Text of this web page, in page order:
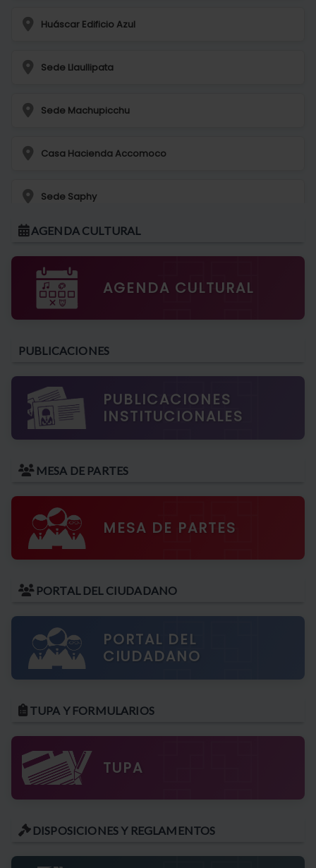
Huáscar Edificio Azul
Sede Llaullipata
Sede Machupicchu
Casa Hacienda Accomoco
Sede Saphy
Sede Huascar
Sede Santa Teresa
AGENDA CULTURAL
AGENDA CULTURAL
PUBLICACIONES
PUBLICACIONES
INSTITUCIONALES
MESA DE PARTES
MESA DE PARTES
PORTAL DEL CIUDADANO
PORTAL DEL
CIUDADANO
TUPA Y FORMULARIOS
TUPA
DISPOSICIONES Y REGLAMENTOS